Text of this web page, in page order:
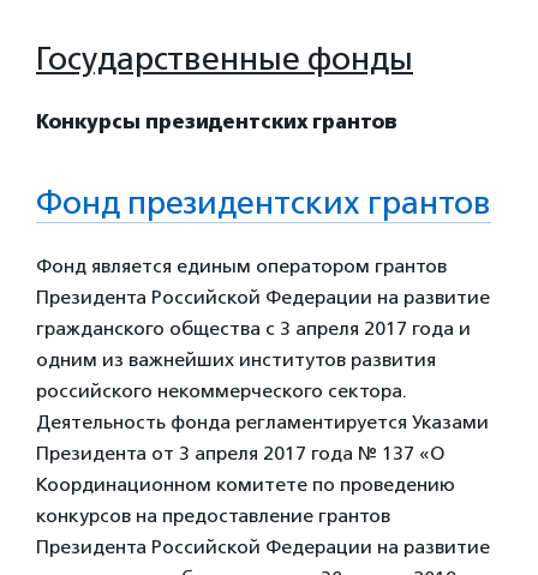
Государственные фонды
Конкурсы президентских грантов
Фонд президентских грантов
Фонд является единым оператором грантов
Президента Российской Федерации на развитие
гражданского общества с 3 апреля 2017 года и
одним из важнейших институтов развития
российского некоммерческого сектора.
Деятельность фонда регламентируется Указами
Президента от 3 апреля 2017 года № 137 «О
Координационном комитете по проведению
конкурсов на предоставление грантов
Президента Российской Федерации на развитие